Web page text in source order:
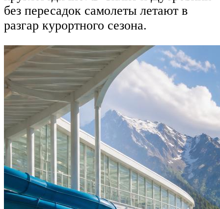
без пересадок самолеты летают в
разгар курортного сезона.